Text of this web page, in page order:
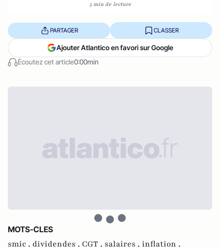
5 min de lecture
Écoutez cet article0:00min
PARTAGER CLASSER
Ajouter Atlantico en favori sur Google
MOTS-CLES
smic , dividendes , CGT , salaires , inflation ,